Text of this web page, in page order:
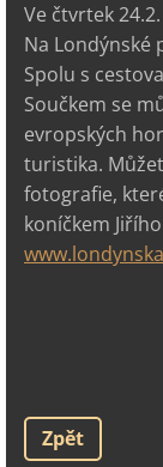
Ve čtvrtek
Na Londýnské
Spolu s
Součkem se
evropských
turistika.
fotografie,
koníčkem
Zpět